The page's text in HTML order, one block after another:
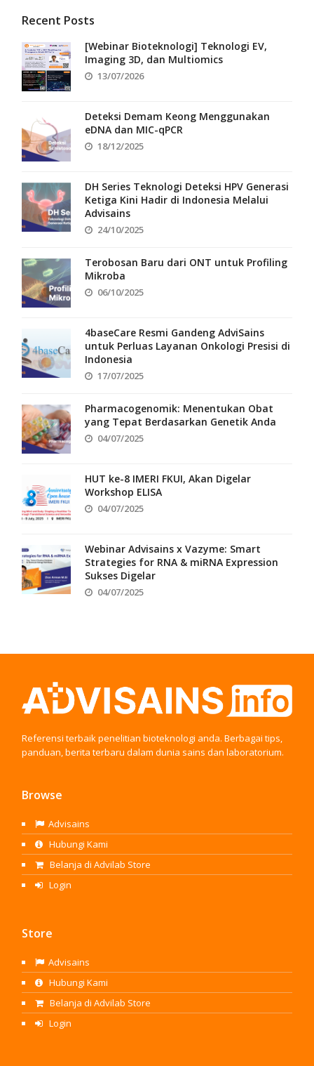
Recent Posts
[Webinar Bioteknologi] Teknologi EV,
Imaging 3D, dan Multiomics
13/07/2026
Deteksi Demam Keong Menggunakan
eDNA dan MIC-qPCR
18/12/2025
DH Series Teknologi Deteksi HPV Generasi
Ketiga Kini Hadir di Indonesia Melalui
Advisains
24/10/2025
Terobosan Baru dari ONT untuk Profiling
Mikroba
06/10/2025
4baseCare Resmi Gandeng AdviSains
untuk Perluas Layanan Onkologi Presisi di
Indonesia
17/07/2025
Pharmacogenomik: Menentukan Obat
yang Tepat Berdasarkan Genetik Anda
04/07/2025
HUT ke-8 IMERI FKUI, Akan Digelar
Workshop ELISA
04/07/2025
Webinar Advisains x Vazyme: Smart
Strategies for RNA & miRNA Expression
Sukses Digelar
04/07/2025
Referensi terbaik penelitian bioteknologi anda. Berbagai tips,
panduan, berita terbaru dalam dunia sains dan laboratorium.
Browse
Advisains
Hubungi Kami
Belanja di Advilab Store
Login
Store
Advisains
Hubungi Kami
Belanja di Advilab Store
Login